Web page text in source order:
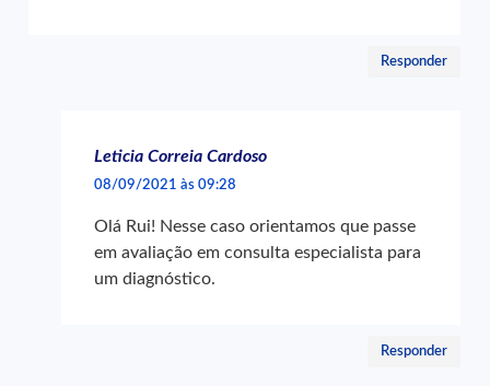
Responder
Leticia Correia Cardoso
08/09/2021 às 09:28
Olá Rui! Nesse caso orientamos que passe
em avaliação em consulta especialista para
um diagnóstico.
Responder